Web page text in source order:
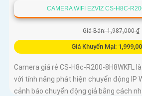
CAMERA WIFI EZVIZ CS-H8C-
Giá Bán: 1,987,000 ₫
Giá Khuyến Mại:
Camera giá rẻ CS-H8c-R200-8H8WKFL
với tính năng phát hiện chuyển động IP
cảnh báo chuyển động giả bằng cách